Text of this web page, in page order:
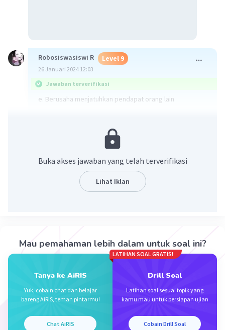
Robosiswasiswi R Level 9
26 Januari 2024 12:03
Jawaban terverifikasi
e. Berusaha menjatuhkan pendapat orang lain
Level 12
30 Januari 2024 03:05
pendapat orang
Aku bantu jelasin sedikit yaaa adek, dalam
pertanyaan tersebut yang diminta adalah
yang harus dihindari
. Kalau kita liat dari kelima
opsi, yang paling bertolakbelakang sama sikap
yang harus dilakukan saat bernegosiasi itu ada di
Buka akses jawaban yang telah terverifikasi
Lihat Iklan
Mau pemahaman lebih dalam untuk soal ini?
Tanya ke AiRIS
Yuk, cobain chat dan belajar
bareng AiRIS, teman pintarmu!
Chat AiRIS
LATIHAN SOAL GRATIS!
Drill Soal
Latihan soal sesuai topik yang
kamu mau untuk persiapan ujian
Cobain Drill Soal